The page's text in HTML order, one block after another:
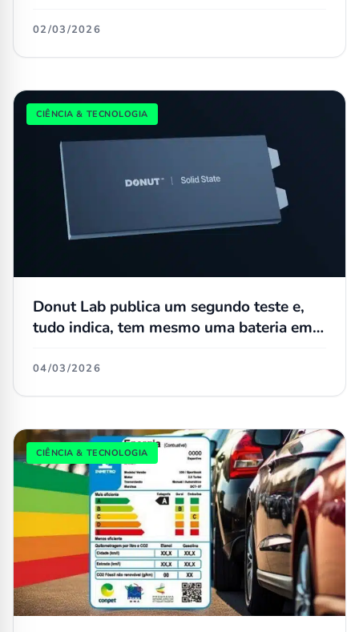
02/03/2026
CIÊNCIA & TECNOLOGIA
Donut Lab publica um segundo teste e,
tudo indica, tem mesmo uma bateria em
04/03/2026
CIÊNCIA & TECNOLOGIA